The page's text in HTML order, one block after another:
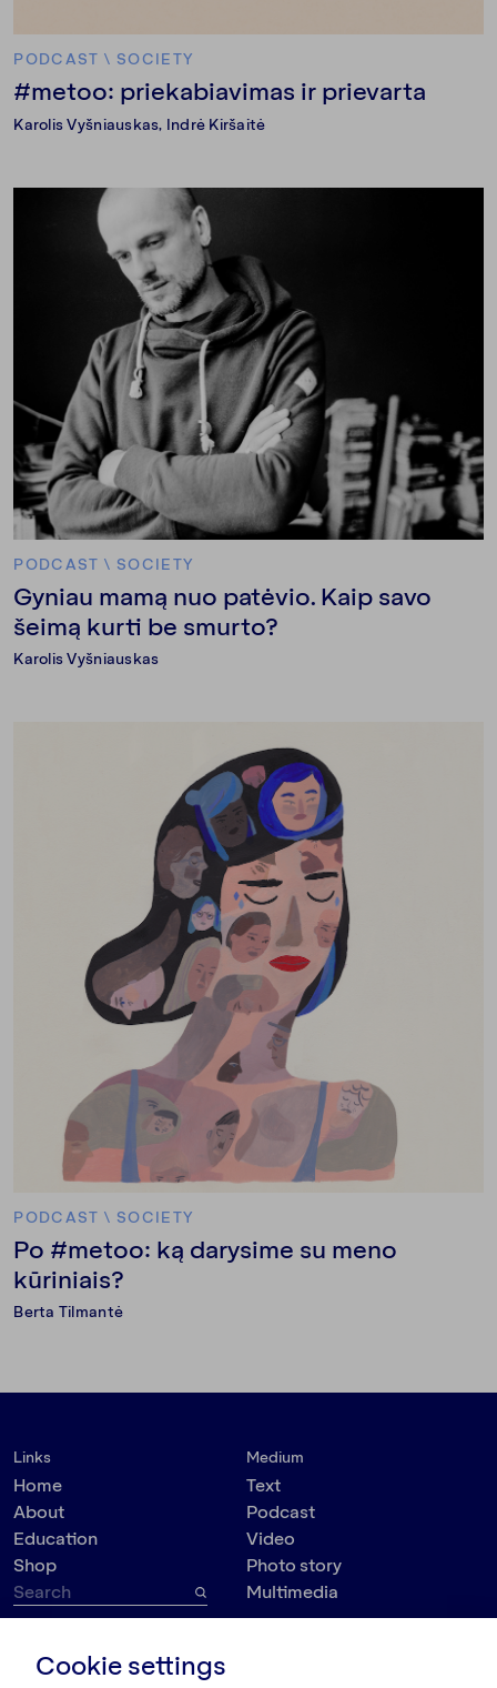
PODCAST \ SOCIETY
#metoo: priekabiavimas ir prievarta
Karolis Vyšniauskas, Indrė Kiršaitė
PODCAST \ SOCIETY
Gyniau mamą nuo patėvio. Kaip savo
šeimą kurti be smurto?
Karolis Vyšniauskas
PODCAST \ SOCIETY
Po #metoo: ką darysime su meno
kūriniais?
Berta Tilmantė
Links
Home
About
Education
Shop
Medium
Text
Podcast
Video
Photo story
Multimedia
Society
Cookie settings